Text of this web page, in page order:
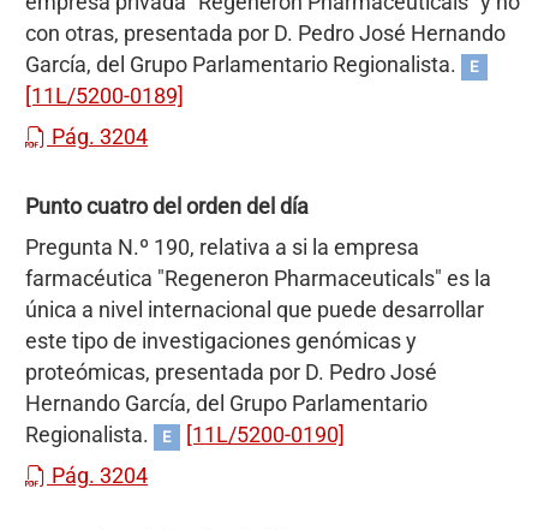
con otras, presentada por D. Pedro José Hernando
García, del Grupo Parlamentario Regionalista.
E
[11L/5200-0189]
Pág. 3204
Punto cuatro del orden del día
Pregunta N.º 190, relativa a si la empresa
farmacéutica "Regeneron Pharmaceuticals" es la
única a nivel internacional que puede desarrollar
este tipo de investigaciones genómicas y
proteómicas, presentada por D. Pedro José
Hernando García, del Grupo Parlamentario
Regionalista.
E
[11L/5200-0190]
Pág. 3204